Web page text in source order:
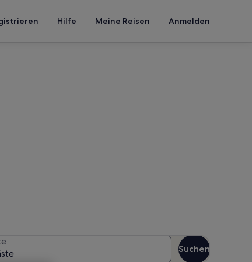
Hilfe Meine Reisen Anmelden
Suchen